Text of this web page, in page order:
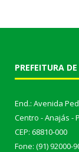
PREFEITURA
End.: Avenida
Centro - Anajás -
CEP: 68810-000
Fone: (91) 92000-